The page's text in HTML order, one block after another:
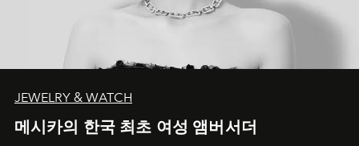
JEWELRY & WATCH
메시카의 한국 최초 여성 앰버서더